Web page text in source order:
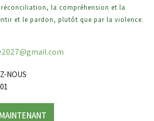
la compréhension et la
et le pardon, plutôt que par la violence.
NOUS